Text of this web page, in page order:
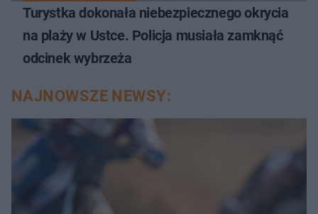
Turystka dokonała niebezpiecznego okrycia
na plaży w Ustce. Policja musiała zamknąć
odcinek wybrzeża
NAJNOWSZE NEWSY: